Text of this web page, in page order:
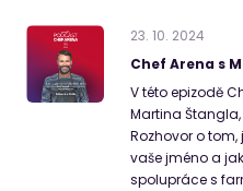
23. 10. 2024
Chef Arena s
V této epizodě
Martina
Rozhovor o tom,
vaše jméno a
spolupráce s